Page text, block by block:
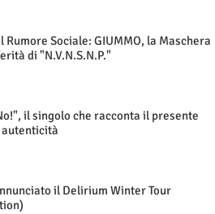
Rumore Sociale: GIUMMO, la Maschera
di "N.V.N.S.N.P."
il singolo che racconta il presente
il Delirium Winter Tour